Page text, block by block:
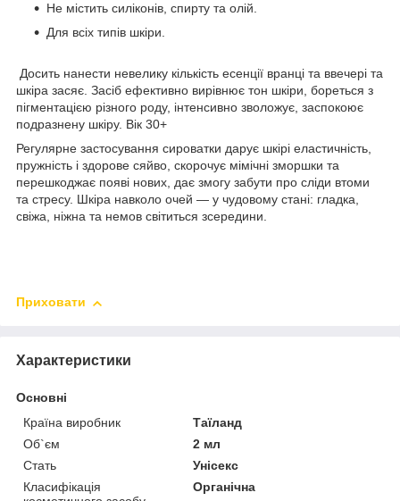
Не містить силіконів, спирту та олій.
Для всіх типів шкіри.
Досить нанести невелику кількість есенції вранці та ввечері та
шкіра засяє. Засіб ефективно вирівнює тон шкіри, бореться з
пігментацією різного роду, інтенсивно зволожує, заспокоює
подразнену шкіру. Вік 30+
Регулярне застосування сироватки дарує шкірі еластичність,
пружність і здорове сяйво, скорочує мімічні зморшки та
перешкоджає появі нових, дає змогу забути про сліди втоми
та стресу. Шкіра навколо очей — у чудовому стані: гладка,
свіжа, ніжна та немов світиться зсередини.
Приховати
Характеристики
Основні
Країна виробник
Таїланд
Об`єм
2 мл
Стать
Унісекс
Класифікація
Органічна